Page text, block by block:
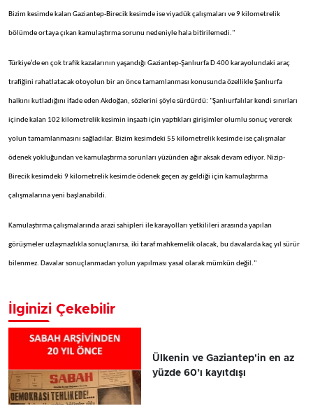
Bizim kesimde kalan Gaziantep-Birecik kesimde ise viyadük çalışmaları ve 9 kilometrelik
bölümde ortaya çıkan kamulaştırma sorunu nedeniyle hala bitirilemedi."
Türkiye’de en çok trafik kazalarının yaşandığı Gaziantep-Şanlıurfa D 400 karayolundaki araç
trafiğini rahatlatacak otoyolun bir an önce tamamlanması konusunda özellikle Şanlıurfa
halkını kutladığını ifade eden Akdoğan, sözlerini şöyle sürdürdü: "Şanlıurfalılar kendi sınırları
içinde kalan 102 kilometrelik kesimin inşaatı için yaptıkları girişimler olumlu sonuç vererek
yolun tamamlanmasını sağladılar. Bizim kesimdeki 55 kilometrelik kesimde ise çalışmalar
ödenek yokluğundan ve kamulaştırma sorunları yüzünden ağır aksak devam ediyor. Nizip-
Birecik kesimdeki 9 kilometrelik kesimde ödenek geçen ay geldiği için kamulaştırma
çalışmalarına yeni başlanabildi.
Kamulaştırma çalışmalarında arazi sahipleri ile karayolları yetkilileri arasında yapılan
görüşmeler uzlaşmazlıkla sonuçlanırsa, iki taraf mahkemelik olacak, bu davalarda kaç yıl sürür
bilenmez. Davalar sonuçlanmadan yolun yapılması yasal olarak mümkün değil."
İlginizi Çekebilir
Ülkenin ve Gaziantep'in en az
yüzde 60’ı kayıtdışı